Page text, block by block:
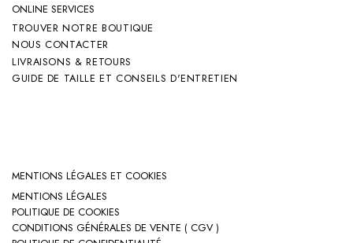
ONLINE SERVICES
TROUVER NOTRE BOUTIQUE
NOUS CONTACTER
LIVRAISONS & RETOURS
GUIDE DE TAILLE ET CONSEILS D'ENTRETIEN
MENTIONS LÉGALES ET COOKIES
MENTIONS LÉGALES
POLITIQUE DE COOKIES
CONDITIONS GÉNÉRALES DE VENTE ( CGV )